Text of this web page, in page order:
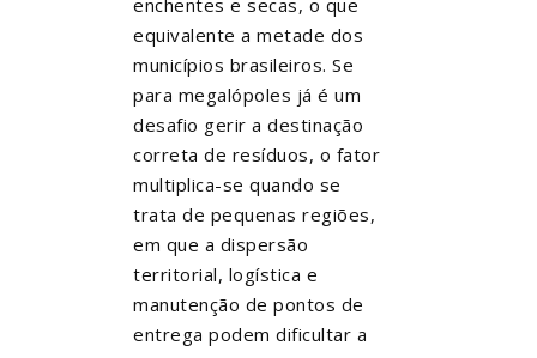
equivalente a metade dos
municípios brasileiros. Se
para megalópoles já é um
desafio gerir a destinação
correta de resíduos, o fator
multiplica-se quando se
trata de pequenas regiões,
em que a dispersão
territorial, logística e
manutenção de pontos de
entrega podem dificultar a